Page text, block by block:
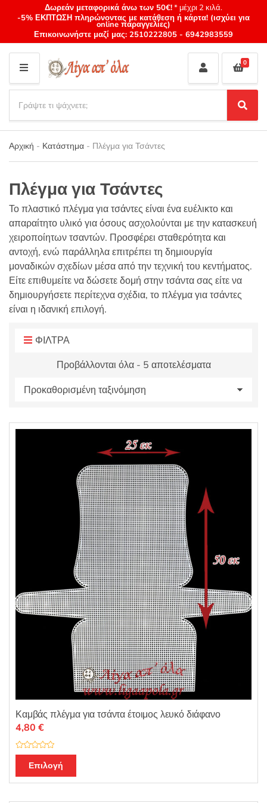
Δωρεάν μεταφορικά άνω των 50€!* μέχρι 2 κιλά.
-5% ΕΚΠΤΩΣΗ πληρώνοντας με κατάθεση ή κάρτα! (ισχύει για
online παραγγελίες)
Επικοινωνήστε μαζί μας: 2510222805 - 6942983559
M
E
N
U
Category
name
a
r
c
h
r
d
u
c
t
s
:
S
e
a
c
0
Αρχική - Κατάστημα - Πλέγμα για Τσάντες
Πλέγμα για Τσάντες
Το πλαστικό πλέγμα για τσάντες είναι ένα ευέλικτο και
απαραίτητο υλικό για όσους ασχολούνται με την κατασκευή
χειροποίητων τσαντών. Προσφέρει σταθερότητα και
αντοχή, ενώ παράλληλα επιτρέπει τη δημιουργία
μοναδικών σχεδίων μέσα από την τεχνική του κεντήματος.
Είτε επιθυμείτε να δώσετε δομή στην τσάντα σας είτε να
δημιουργήσετε περίτεχνα σχέδια, το πλέγμα για τσάντες
είναι η ιδανική επιλογή.
ΦΙΛΤΡΑ
Προβάλλονται όλα - 5 αποτελέσματα
Καμβάς πλέγμα για τσάντα έτοιμος λευκό διάφανο
Β
μ
ο
4,80 €
Επιλογή
το